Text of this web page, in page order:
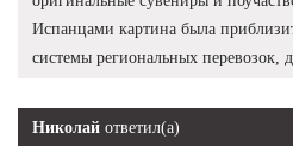
Испанцами картина была
системы региональных перевозок,
Николай ответил(а)